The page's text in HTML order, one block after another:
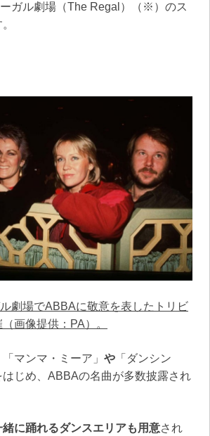
ーガル劇場（The Regal）（※）のス
劇場でABBAに敬意を表したトリビ
画像提供：PA）。
マンマ・ミーア」 や 「ダンシン
じめ、ABBAの名曲が多数披露され
緒に踊れるダンスエリアも用意され